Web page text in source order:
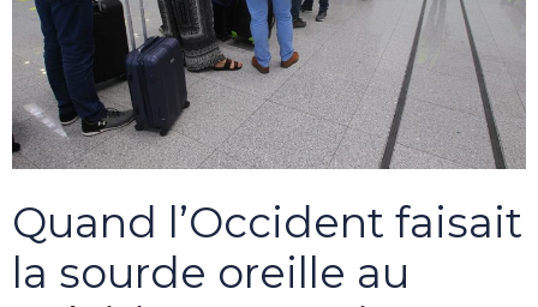
Quand l’Occident faisait
la sourde oreille au